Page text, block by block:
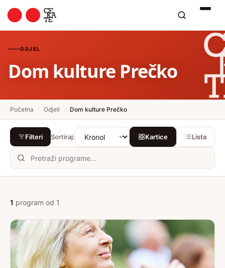
ODJEL
Dom kulture Prečko
Početna Odjeli Dom kulture Prečko
Filteri Sortiraj: Kartice Lista
1 program od 1